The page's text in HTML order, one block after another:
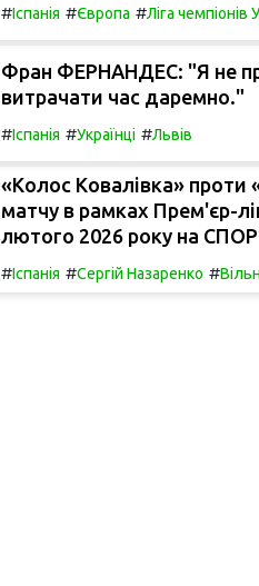
#Іспанія #Європа #Ліга
Фран ФЕРНАНДЕС: "Я не
витрачати час даремно."
#Іспанія #Українці #Львів
«Колос Ковалівка» проти
матчу в рамках Прем'єр-
лютого 2026 року на
#Іспанія #Сергій Назаренко #